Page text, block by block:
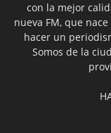
con la mejor
nueva FM, que
hacer un
Somos de la